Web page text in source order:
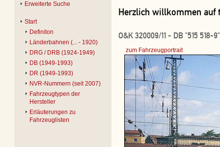
Erweiterte Suche
Start
Definiton
Länderbahnen (... - 1920)
DRG / DRB (1924-1949)
DB (1949-1993)
DR (1949-1993)
NVR-Nummern (seit 2007)
Fahrzeugtypen der
Hersteller
Erläuterungen zu
Fahrzeuglisten
Herzlich willkommen auf
O&K 320009/11 - DB "515 518-9"
zum Fahrzeugportrait